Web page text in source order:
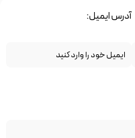
آدرس ایمیل: